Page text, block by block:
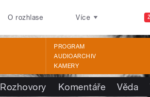
O rozhlase Více
PROGRAM
AUDIOARCHIV
KAMERY
Rozhovory Komentáře Věda